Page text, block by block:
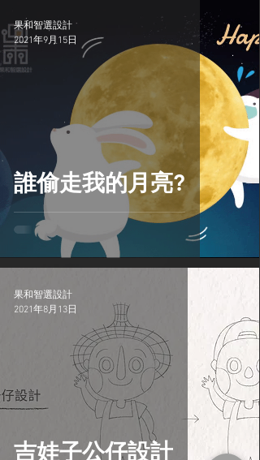
誰偷走我的月亮?
果和智選設計
2021年9月15日
吉娃子公仔設計
果和智選設計
2021年8月13日